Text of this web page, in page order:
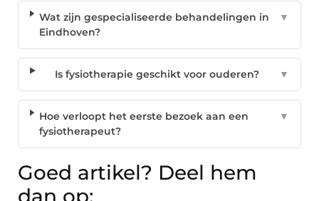
Wat zijn gespecialiseerde behandelingen in
Eindhoven?
▼
Is fysiotherapie geschikt voor ouderen? ▼
Hoe verloopt het eerste bezoek aan een
fysiotherapeut?
▼
Goed artikel? Deel hem